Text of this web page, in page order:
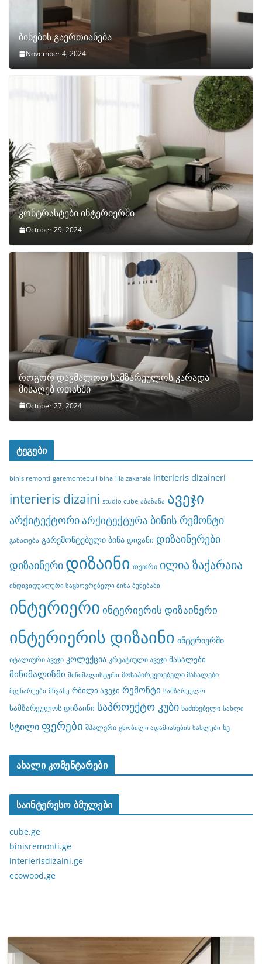
ბინების გაერთიანება
November 4, 2024
კონტრასტები ინტერიერში
October 29, 2024
როგორ დავმალოთ სამზარეულოს კარადა
მისაღებ ოთახში
October 27, 2024
ტეგები
binis remonti garemontebuli bina ilia zakaraia interieris dizaineri
interieris dizaini studio cube აბაზანა ავეჯი
არქიტექტორიარქიტექტურა ბინის რემონტი
განათება გარემონტებული ბინა დივანი დიზაინერები
დიზაინერი დიზაინი თეთრი ილია ზაქარაია
ინდივიდუალური საცხოვრებელი ბინა ბუნებაში
ინტერიერი ინტერიერის დიზაინერი
ინტერიერის დიზაინი ინტერიერში
იტალიური ავეჯი კოლექცია კრეატიული ავეჯი მასალები
მინიმალიზმი მინიმალისტური მოსაპირკეთებელი მასალები
მცენარეები მწვანე რბილი ავეჯი რემონტი სამზარეულო
სამზარეულოს დიზაინი საპროექტო კუბი საძინებელი სახლი
სტილი ფერები შპალერი ცნობილი ადამიანების სახლები ხე
ახალი კომენტარები
საინტერესო ბმულები
cube.ge
binisremonti.ge
interierisdizaini.ge
ecowood.ge